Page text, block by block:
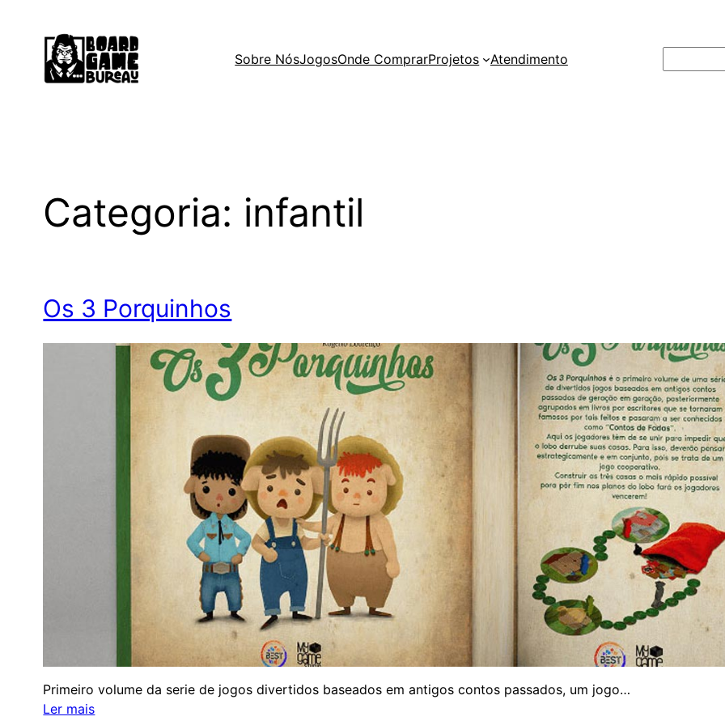
conteúdo
Sobre NósJogosOnde ComprarProjetos Atendimento
Categoria: infantil
Os 3 Porquinhos
Primeiro volume da serie de jogos divertidos baseados em antigos contos passados, um jogo…
Ler mais: